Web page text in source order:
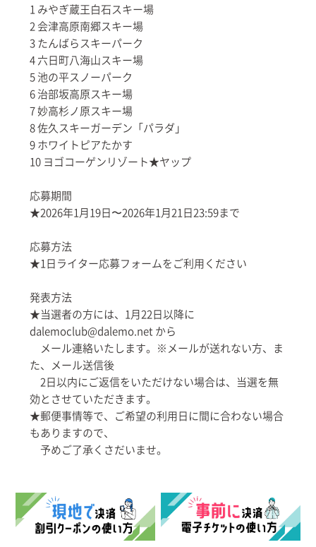
1 みやぎ蔵王白石スキー場
2 会津高原南郷スキー場
3 たんばらスキーパーク
4 六日町八海山スキー場
5 池の平スノーパーク
6 治部坂高原スキー場
7 妙高杉ノ原スキー場
8 佐久スキーガーデン「パラダ」
9 ホワイトピアたかす
10 ヨゴコーゲンリゾート★ヤップ
応募期間
★2026年1月19日〜2026年1月21日23:59まで
応募方法
★1日ライター応募フォームをご利用ください
発表方法
★当選者の方には、1月22日以降に
dalemoclub@dalemo.net から
メール連絡いたします。※メールが送れない方、ま
た、メール送信後
2日以内にご返信をいただけない場合は、当選を無
効とさせていただきます。
★郵便事情等で、ご希望の利用日に間に合わない場合
もありますので、
予めご了承くさだいませ。